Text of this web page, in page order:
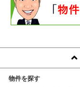
物件を探す